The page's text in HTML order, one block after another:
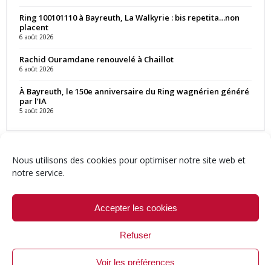
Nous utilisons des cookies pour optimiser notre site web et
notre service.
Accepter les cookies
Refuser
Voir les préférences
Ring 100101110 à Bayreuth, La Walkyrie : bis repetita…non
placent
6 août 2026
Rachid Ouramdane renouvelé à Chaillot
6 août 2026
À Bayreuth, le 150e anniversaire du Ring wagnérien généré
par l’IA
5 août 2026